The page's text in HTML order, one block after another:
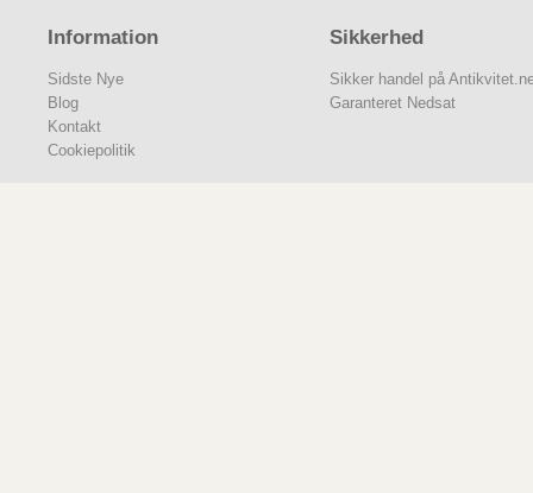
Information
Sidste Nye
Blog
Kontakt
Cookiepolitik
Sikkerhed
Sikker handel på
Garanteret Nedsat